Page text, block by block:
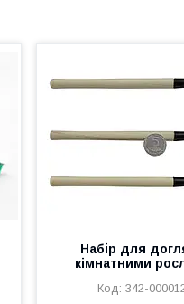
Набір для
кімнатними
342-